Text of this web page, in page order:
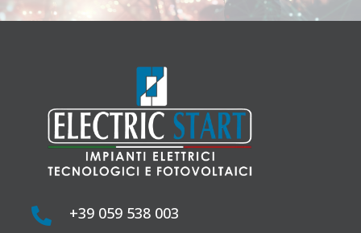
 +39 059 538 003